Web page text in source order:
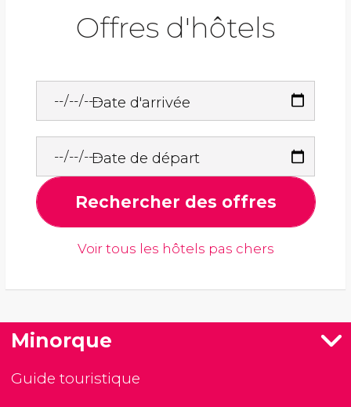
Offres d'hôtels
Date d'arrivée
Date de départ
Rechercher des offres
Voir tous les hôtels pas chers
Minorque
Guide touristique